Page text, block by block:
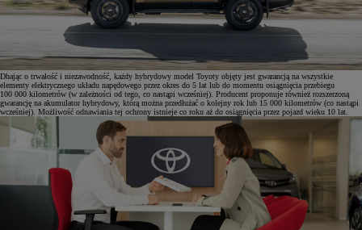
Dbając o trwałość i niezawodność, każdy hybrydowy model Toyoty objęty jest gwarancją na wszystkie
elementy elektrycznego układu napędowego przez okres do 5 lat lub do momentu osiągnięcia przebiegu
100 000 kilometrów (w zależności od tego, co nastąpi wcześniej). Producent proponuje również rozszerzoną
gwarancję na akumulator hybrydowy, którą można przedłużać o kolejny rok lub 15 000 kilometrów (co nastąpi
wcześniej). Możliwość odnawiania tej ochrony istnieje co roku aż do osiągnięcia przez pojazd wieku 10 lat.